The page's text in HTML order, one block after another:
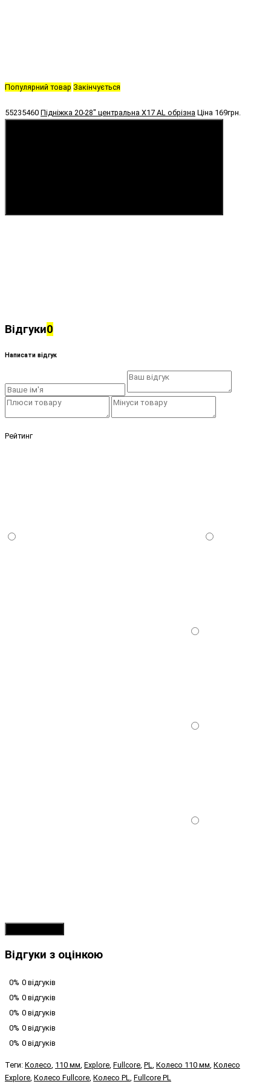
Популярний товар Закінчується
55235460 Підніжка 20-28" центральна X17 AL обрізна Ціна 169грн.
Відгуки0
Написати відгук
Рейтинг
Відгуки з оцінкою
0% 0 відгуків
0% 0 відгуків
0% 0 відгуків
0% 0 відгуків
0% 0 відгуків
Теги: Колесо, 110 мм, Explore, Fullcore, PL, Колесо 110 мм, Колесо
Explore, Колесо Fullcore, Колесо PL, Fullcore PL